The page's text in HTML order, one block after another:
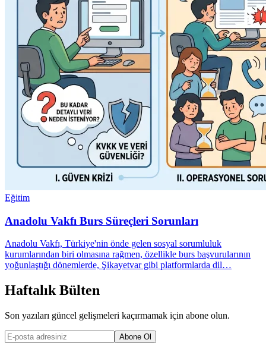
Eğitim
Anadolu Vakfı Burs Süreçleri Sorunları
Anadolu Vakfı, Türkiye'nin önde gelen sosyal sorumluluk
kurumlarından biri olmasına rağmen, özellikle burs başvurularının
yoğunlaştığı dönemlerde, Şikayetvar gibi platformlarda dil…
Haftalık Bülten
Son yazıları güncel gelişmeleri kaçırmamak için abone olun.
Abone Ol